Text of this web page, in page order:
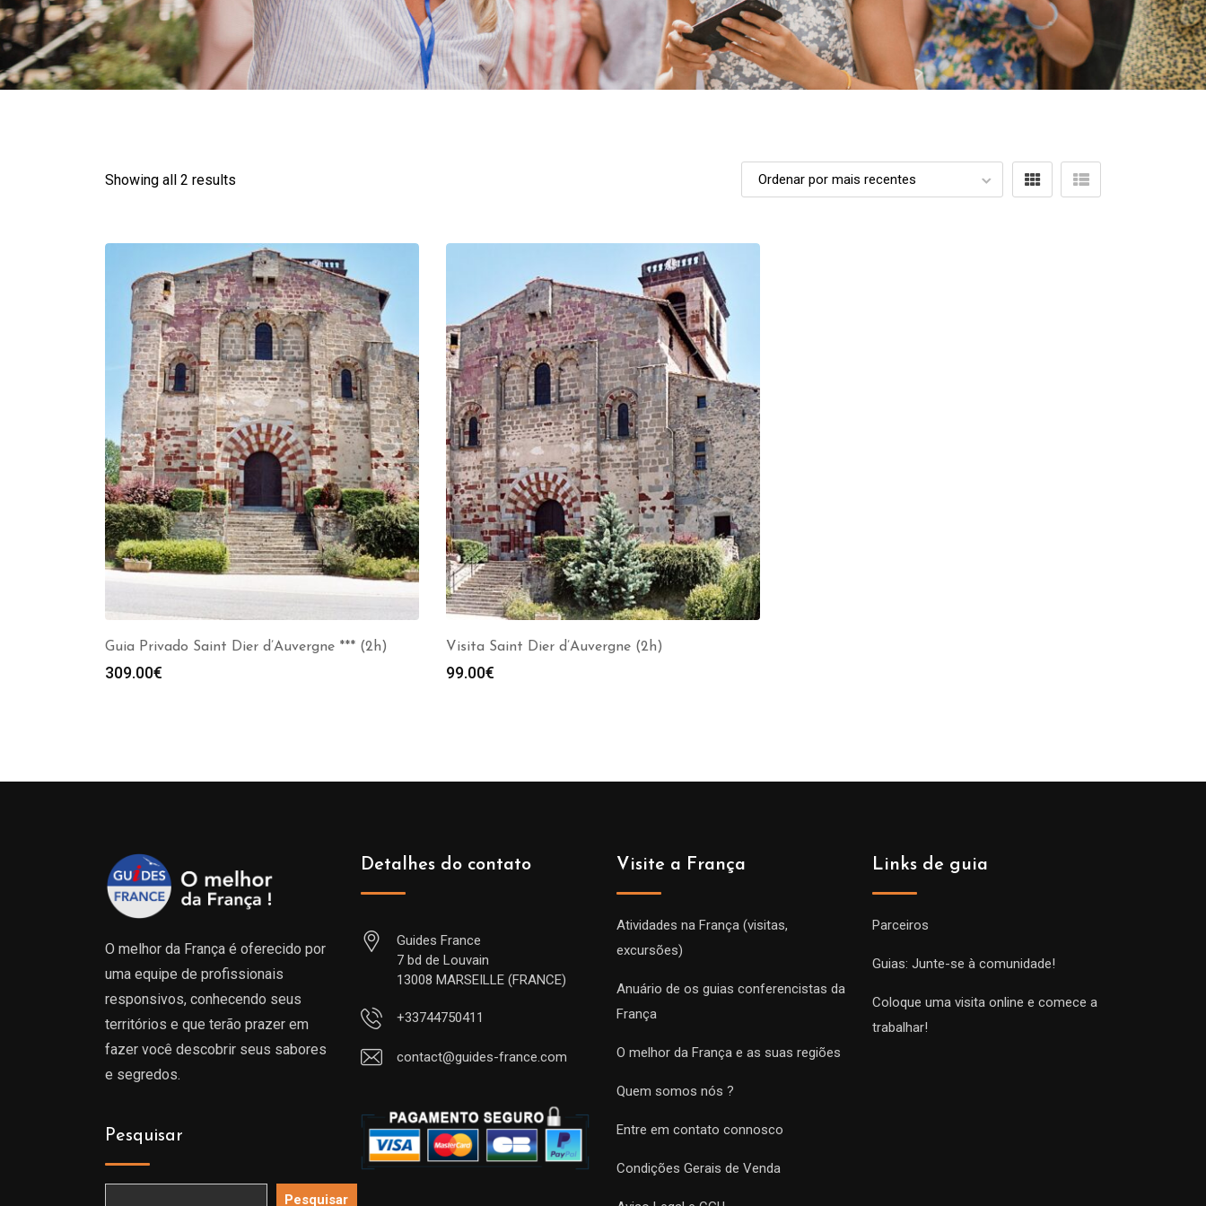
Showing all 2 results
Guia Privado Saint Dier d’Auvergne *** (2h)
309.00€
Visita Saint Dier d’Auvergne (2h)
99.00€
O melhor da França é oferecido por
uma equipe de profissionais
responsivos, conhecendo seus
territórios e que terão prazer em
fazer você descobrir seus sabores
e segredos.
Pesquisar
Pesquisar
Detalhes do contato
Guides France
7 bd de Louvain
13008 MARSEILLE (FRANCE)
+33744750411
contact@guides-france.com
Visite a França
Atividades na França (visitas,
excursões)
Anuário de os guias conferencistas da
França
O melhor da França e as suas regiões
Quem somos nós ?
Entre em contato connosco
Condições Gerais de Venda
Links de guia
Parceiros
Guias: Junte-se à comunidade!
Coloque uma visita online e comece a
trabalhar!